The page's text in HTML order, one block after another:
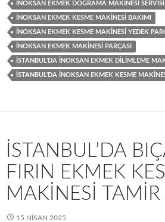
İNOKSAN EKMEK DOĞRAMA MAKINESI SERVISI
İNOKSAN EKMEK KESME MAKINESI BAKIMI
İNOKSAN EKMEK KESME MAKINESI YEDEK
İNOKSAN EKMEK MAKINESI PARÇASI
İSTANBUL'DA İNOKSAN EKMEK DILIMLEME
İSTANBUL'DA İNOKSAN EKMEK KESME
İSTANBUL’DA
FIRIN EKMEK
MAKINESI TAMIR
15 NISAN 2025